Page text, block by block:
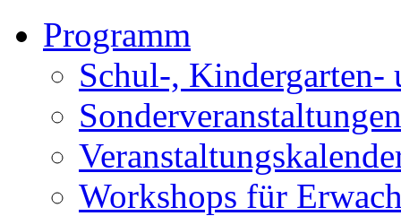
Programm
Schul-, Kindergarten-
Sonderveranstaltungen
Workshops für